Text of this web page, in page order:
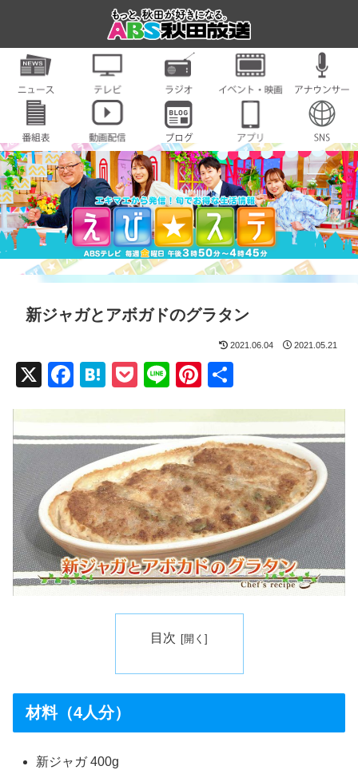
新ジャガとアボガドのグラタン
2021.06.04 2021.05.21
X
F
c
e
b
o
o
k
H
e
n
a
P
ck
et
Li
e
Pi
er
e
st
目次
材料（4人分）
新ジャガ 400g